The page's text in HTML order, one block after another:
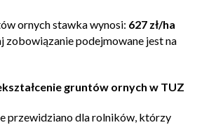
ornych stawka wynosi: 627 zł/ha
zobowiązanie podejmowane jest na
gruntów ornych w TUZ
przewidziano dla rolników, którzy